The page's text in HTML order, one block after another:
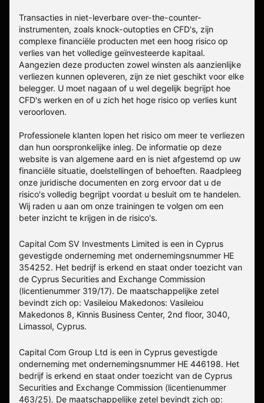
Transacties in niet-leverbare over-the-counter-
instrumenten, zoals knock-outopties en CFD's, zijn
complexe financiële producten met een hoog risico op
verlies van het volledige geïnvesteerde kapitaal.
Aangezien deze producten zowel winsten als aanzienlijke
verliezen kunnen opleveren, zijn ze niet geschikt voor elke
belegger. U moet nagaan of u wel degelijk begrijpt hoe
CFD's werken en of u zich het hoge risico op verlies kunt
veroorloven.
Professionele klanten lopen het risico om meer te verliezen
dan hun oorspronkelijke inleg. De informatie op deze
website is van algemene aard en is niet afgestemd op uw
financiële situatie, doelstellingen of behoeften. Raadpleeg
onze juridische documenten en zorg ervoor dat u de
risico's volledig begrijpt voordat u besluit om te handelen.
Wij raden u aan om onze trainingen te volgen om een
beter inzicht te krijgen in de risico's.
Capital Com SV Investments Limited is een in Cyprus
gevestigde onderneming met ondernemingsnummer HE
354252. Het bedrijf is erkend en staat onder toezicht van
de Cyprus Securities and Exchange Commission
(licentienummer 319/17). De maatschappelijke zetel
bevindt zich op: Vasileiou Makedonos: Vasileiou
Makedonos 8, Kinnis Business Center, 2nd floor, 3040,
Limassol, Cyprus.
Capital Com Group Ltd is een in Cyprus gevestigde
onderneming met ondernemingsnummer ΗΕ 446198. Het
bedrijf is erkend en staat onder toezicht van de Cyprus
Securities and Exchange Commission (licentienummer
463/25). De maatschappelijke zetel bevindt zich op: